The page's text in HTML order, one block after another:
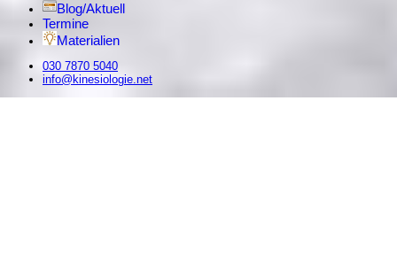
Blog/Aktuell
Termine
Materialien
030 7870 5040
info@kinesiologie.net